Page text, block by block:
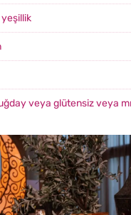
yeşillik
veya glütensiz veya